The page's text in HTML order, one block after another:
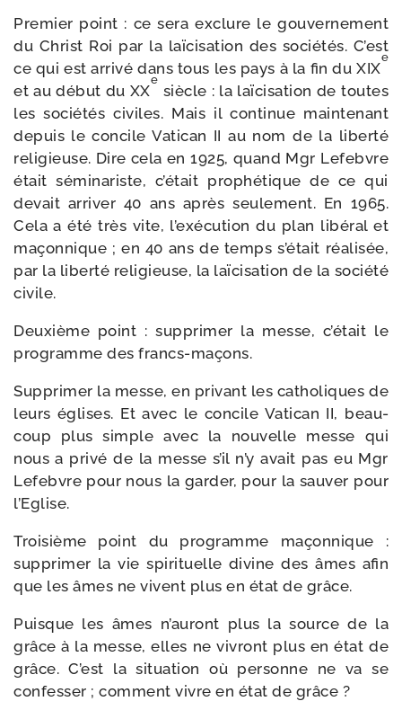
Premier point : ce sera exclure le gou­ver­ne­ment
du Christ Roi par la laï­ci­sa­tion des socié­tés. C’est
ce qui est arri­vé dans tous les pays à la fin du XIX
e
et au début du XX
e
siècle : la laï­ci­sa­tion de toutes
les socié­tés civiles. Mais il conti­nue main­te­nant
depuis le concile Vatican II au nom de la liber­té
reli­gieuse. Dire cela en 1925, quand Mgr Lefebvre
était sémi­na­riste, c’était pro­phé­tique de ce qui
devait arri­ver 40 ans après seule­ment. En 1965.
Cela a été très vite, l’exécution du plan libé­ral et
maçon­nique ; en 40 ans de temps s’était réa­li­sée,
par la liber­té reli­gieuse, la laï­ci­sa­tion de la socié­té
civile.
Deuxième point : sup­pri­mer la messe, c’était le
pro­gramme des francs-maçons.
Supprimer la messe, en pri­vant les catho­liques de
leurs églises. Et avec le concile Vatican II, beau­
coup plus simple avec la nou­velle messe qui
nous a pri­vé de la messe s’il n’y avait pas eu Mgr
Lefebvre pour nous la gar­der, pour la sau­ver pour
l’Eglise.
Troisième point du pro­gramme maçon­nique :
sup­pri­mer la vie spi­ri­tuelle divine des âmes afin
que les âmes ne vivent plus en état de grâce.
Puisque les âmes n’auront plus la source de la
grâce à la messe, elles ne vivront plus en état de
grâce. C’est la situa­tion où per­sonne ne va se
confes­ser ; com­ment vivre en état de grâce ?